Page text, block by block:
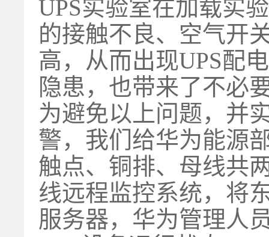
UPS实验室在加载实
的接触不良、空气开
高，从而出现UPS配
隐患，也带来了不必
为避免以上问题，并
警，我们给华为能源
触点、铜排、母线共
线远程监控系统，将
服务器，华为管理人